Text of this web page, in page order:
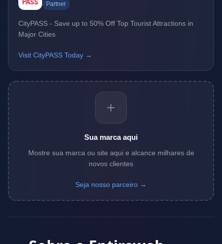
Partner
CityPASS - Save up to 50% Off Top Tourist Attractions in
Major Cities
Visit CityPASS Today →
+
Sua marca aqui
Mostre sua marca ou site aqui e alcance milhares de
novos clientes
Seja nosso parceiro →